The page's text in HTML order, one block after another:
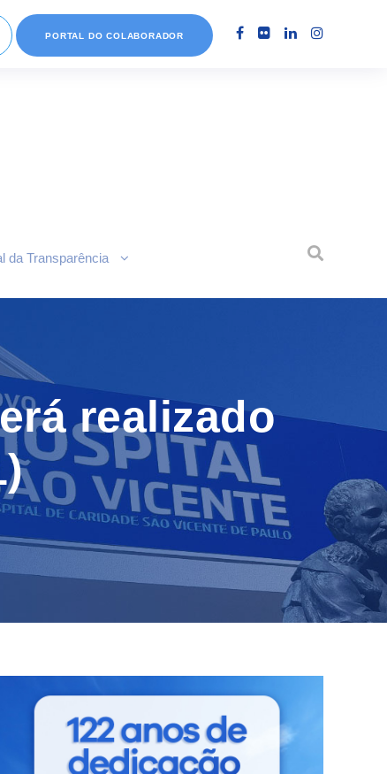
PORTAL DO COLABORADOR
da Transparência
realizado